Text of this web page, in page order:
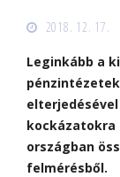
2018. 12. 17.
Leginkább a
kockázatokra
országban
felmérésből.